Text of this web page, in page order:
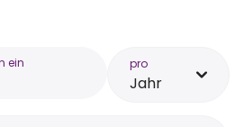
ein pro
Jahr